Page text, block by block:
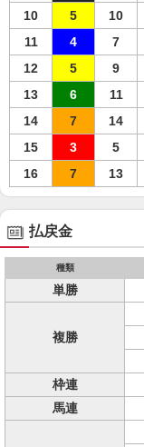
10
5 10
11
4 7
12
5 9
13
6 11
14
7 14
15
3 5
16
7 13
払戻金
種類
単勝
複勝
枠連
馬連